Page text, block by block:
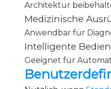
Architektur
Medizinische
Anwendbar für
Intelligente
Geeignet für